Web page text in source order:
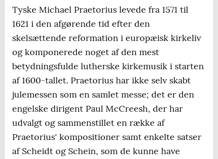
Tyske Michael Praetorius levede fra 1571 til
1621 i den afgørende tid efter den
skelsættende reformation i europæisk kirkeliv
og komponerede noget af den mest
betydningsfulde lutherske kirkemusik i starten
af 1600-tallet. Praetorius har ikke selv skabt
julemessen som en samlet messe; det er den
engelske dirigent Paul McCreesh, der har
udvalgt og sammenstillet en række af
Praetorius' kompositioner samt enkelte satser
af Scheidt og Schein, som de kunne have